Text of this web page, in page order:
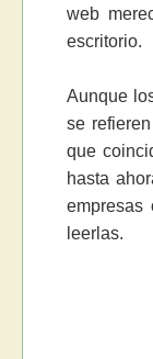
web
escritorio.
Aunque
se
que
hasta
leerlas.